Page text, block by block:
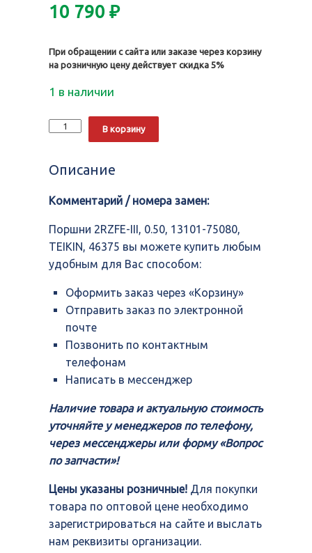
10 790 ₽
При обращении с сайта или заказе через корзину
на розничную цену действует скидка 5%
1 в наличии
Количество
Поршни
0.50,
75080,
46375
В корзину
Описание
Комментарий / номера замен:
Поршни 2RZFE-III, 0.50, 13101-75080,
TEIKIN, 46375 вы можете купить любым
удобным для Вас способом:
Оформить заказ через «Корзину»
Отправить заказ по электронной
почте
Позвонить по контактным
телефонам
Написать в мессенджер
Наличие товара и актуальную стоимость
уточняйте у менеджеров по телефону,
через мессенджеры или форму «Вопрос
по запчасти»!
Цены указаны розничные! Для покупки
товара по оптовой цене необходимо
зарегистрироваться на сайте и выслать
нам реквизиты организации.